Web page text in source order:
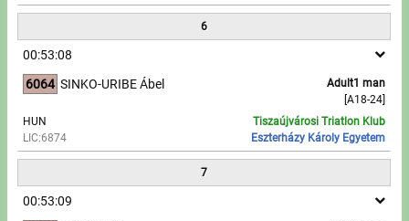
6
00:53:08
6064
Adult1 man
[A18-24]
SINKO-URIBE Ábel
HUN
LIC:6874
Tiszaújvárosi Triatlon Klub
Eszterházy Károly Egyetem
7
00:53:09